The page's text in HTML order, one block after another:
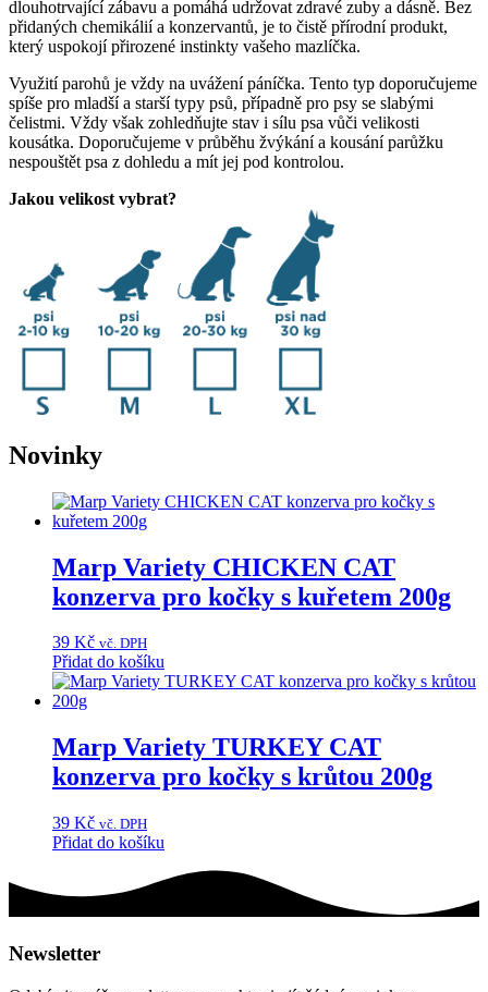
dlouhotrvající zábavu a pomáhá udržovat zdravé zuby a dásně. Bez
přidaných chemikálií a konzervantů, je to čistě přírodní produkt,
který uspokojí přirozené instinkty vašeho mazlíčka.
Využití parohů je vždy na uvážení páníčka. Tento typ doporučujeme
spíše pro mladší a starší typy psů, případně pro psy se slabými
čelistmi. Vždy však zohledňujte stav i sílu psa vůči velikosti
kousátka. Doporučujeme v průběhu žvýkání a kousání parůžku
nespouštět psa z dohledu a mít jej pod kontrolou.
Jakou velikost vybrat?
Novinky
Marp Variety CHICKEN CAT
konzerva pro kočky s kuřetem 200g
39 Kč vč. DPH
Přidat do košíku
Marp Variety TURKEY CAT
konzerva pro kočky s krůtou 200g
39 Kč vč. DPH
Přidat do košíku
Newsletter